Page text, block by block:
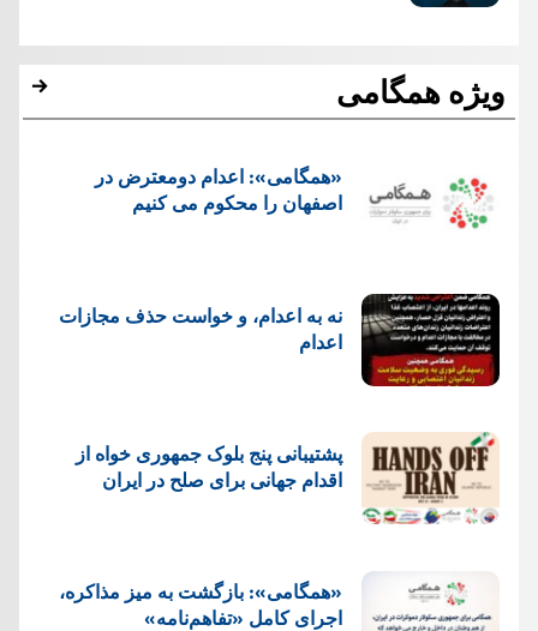
ویژه همگامی
«همگامی»: اعدام دومعترض در
اصفهان را محکوم می کنیم
نه به اعدام، و خواست حذف مجازات
اعدام
پشتيبانی پنج بلوک جمهوری خواه از
اقدام جهانی برای صلح در ایران
«همگامی»: بازگشت به میز مذاکره،
اجرای کامل «تفاهم‌نامه»